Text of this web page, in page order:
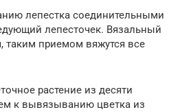
лепестка соединительными
лепесточек. Вязальный
таким приемом вяжутся все
растение из десяти
к вывязыванию цветка из